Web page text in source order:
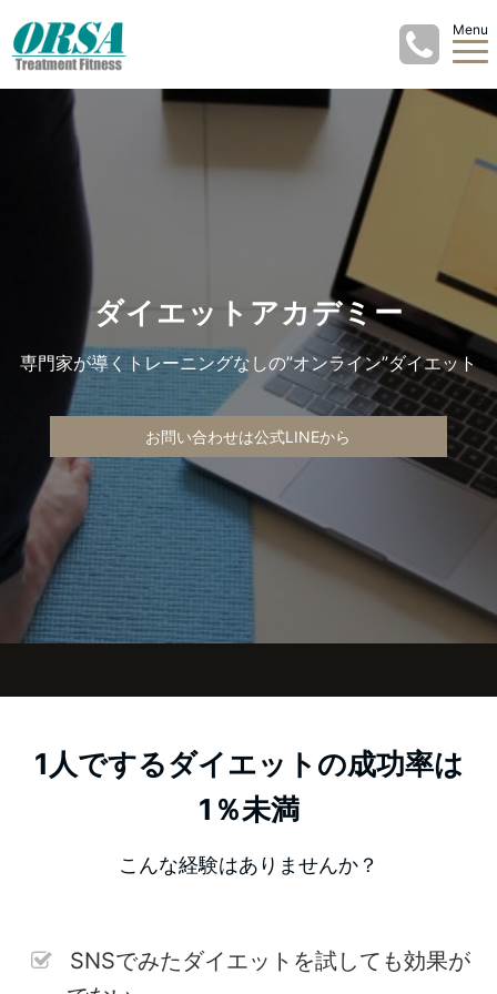
Menu
ダイエットアカデミー
専門家が導くトレーニングなしの”オンライン”ダイエット
お問い合わせは公式LINEから
1人でするダイエットの成功率は
1％未満
こんな経験はありませんか？
SNSでみたダイエットを試しても効果が